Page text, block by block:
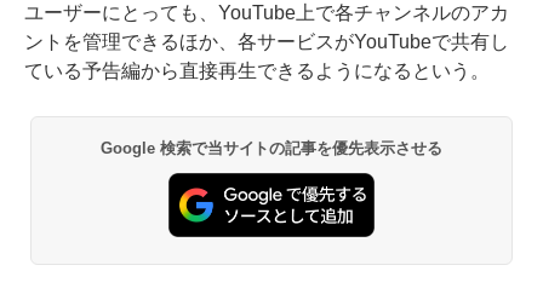
ユーザーにとっても、YouTube上で各チャンネルのアカ
ントを管理できるほか、各サービスがYouTubeで共有し
ている予告編から直接再生できるようになるという。
Google 検索で当サイトの記事を優先表示させる